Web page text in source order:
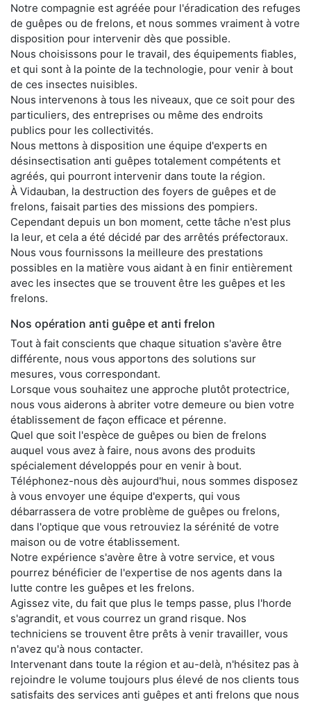
Notre compagnie est agréée pour l'éradication des refuges
de guêpes ou de frelons, et nous sommes vraiment à votre
disposition pour intervenir dès que possible.
Nous choisissons pour le travail, des équipements fiables,
et qui sont à la pointe de la technologie, pour venir à bout
de ces insectes nuisibles.
Nous intervenons à tous les niveaux, que ce soit pour des
particuliers, des entreprises ou même des endroits
publics pour les collectivités.
Nous mettons à disposition une équipe d'experts en
désinsectisation anti guêpes totalement compétents et
agréés, qui pourront intervenir dans toute la région.
À Vidauban, la destruction des foyers de guêpes et de
frelons, faisait parties des missions des pompiers.
Cependant depuis un bon moment, cette tâche n'est plus
la leur, et cela a été décidé par des arrêtés préfectoraux.
Nous vous fournissons la meilleure des prestations
possibles en la matière vous aidant à en finir entièrement
avec les insectes que se trouvent être les guêpes et les
frelons.
Nos opération anti guêpe et anti frelon
Tout à fait conscients que chaque situation s'avère être
différente, nous vous apportons des solutions sur
mesures, vous correspondant.
Lorsque vous souhaitez une approche plutôt protectrice,
nous vous aiderons à abriter votre demeure ou bien votre
établissement de façon efficace et pérenne.
Quel que soit l'espèce de guêpes ou bien de frelons
auquel vous avez à faire, nous avons des produits
spécialement développés pour en venir à bout.
Téléphonez-nous dès aujourd'hui, nous sommes disposez
à vous envoyer une équipe d'experts, qui vous
débarrassera de votre problème de guêpes ou frelons,
dans l'optique que vous retrouviez la sérénité de votre
maison ou de votre établissement.
Notre expérience s'avère être à votre service, et vous
pourrez bénéficier de l'expertise de nos agents dans la
lutte contre les guêpes et les frelons.
Agissez vite, du fait que plus le temps passe, plus l'horde
s'agrandit, et vous courrez un grand risque. Nos
techniciens se trouvent être prêts à venir travailler, vous
n'avez qu'à nous contacter.
Intervenant dans toute la région et au-delà, n'hésitez pas à
rejoindre le volume toujours plus élevé de nos clients tous
satisfaits des services anti guêpes et anti frelons que nous